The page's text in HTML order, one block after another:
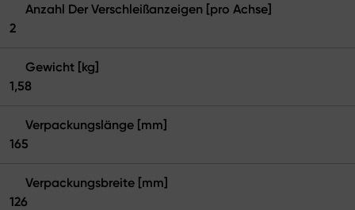
Anzahl Der Verschleißanzeigen [pro Achse]
2
Gewicht [kg]
1,58
Verpackungslänge [mm]
165
Verpackungsbreite [mm]
126